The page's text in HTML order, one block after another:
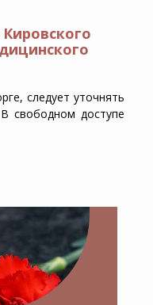
следует уточнять
свободном доступе